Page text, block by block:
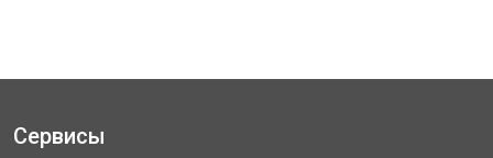
Сервисы